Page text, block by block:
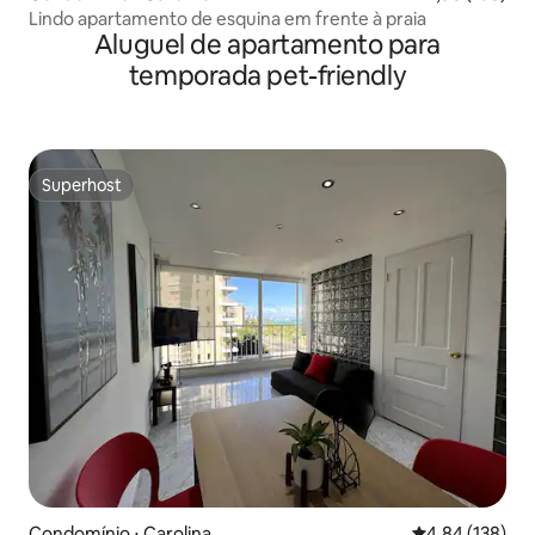
Lindo apartamento de esquina em frente à praia
Aluguel de apartamento para
temporada pet-friendly
Superhost
Superhost